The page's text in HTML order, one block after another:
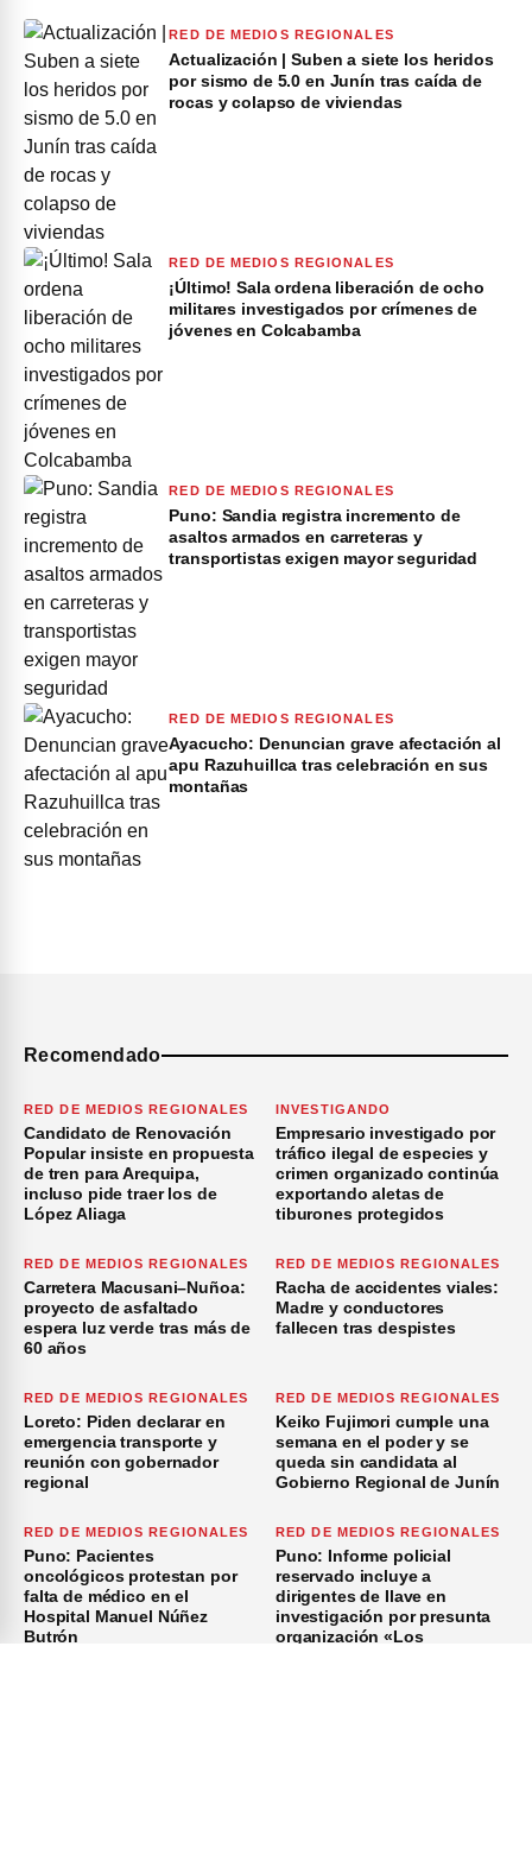
RED DE MEDIOS REGIONALES
Actualización | Suben a siete los heridos
por sismo de 5.0 en Junín tras caída de
rocas y colapso de viviendas
RED DE MEDIOS REGIONALES
¡Último! Sala ordena liberación de ocho
militares investigados por crímenes de
jóvenes en Colcabamba
RED DE MEDIOS REGIONALES
Puno: Sandia registra incremento de
asaltos armados en carreteras y
transportistas exigen mayor seguridad
RED DE MEDIOS REGIONALES
Ayacucho: Denuncian grave afectación al
apu Razuhuillca tras celebración en sus
montañas
Recomendado
RED DE MEDIOS REGIONALES
Candidato de Renovación
Popular insiste en propuesta
de tren para Arequipa,
incluso pide traer los de
López Aliaga
INVESTIGANDO
Empresario investigado por
tráfico ilegal de especies y
crimen organizado continúa
exportando aletas de
tiburones protegidos
RED DE MEDIOS REGIONALES
Carretera Macusani–Nuñoa:
proyecto de asfaltado
espera luz verde tras más de
60 años
RED DE MEDIOS REGIONALES
Racha de accidentes viales:
Madre y conductores
fallecen tras despistes
RED DE MEDIOS REGIONALES
Loreto: Piden declarar en
emergencia transporte y
reunión con gobernador
regional
RED DE MEDIOS REGIONALES
Keiko Fujimori cumple una
semana en el poder y se
queda sin candidata al
Gobierno Regional de Junín
RED DE MEDIOS REGIONALES
Puno: Pacientes
oncológicos protestan por
falta de médico en el
Hospital Manuel Núñez
Butrón
RED DE MEDIOS REGIONALES
Puno: Informe policial
reservado incluye a
dirigentes de Ilave en
investigación por presunta
organización «Los